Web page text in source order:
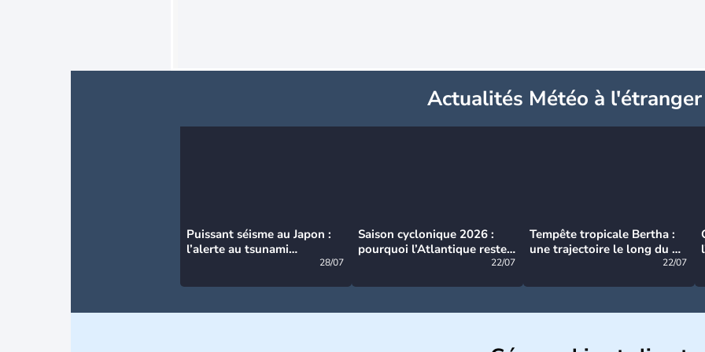
Actualités Météo à l'étranger
Puissant séisme au Japon :
l’alerte au tsunami
28/07
Saison cyclonique 2026 :
pourquoi l’Atlantique reste
22/07
Tempête tropicale Bertha :
une trajectoire le long du du
22/07